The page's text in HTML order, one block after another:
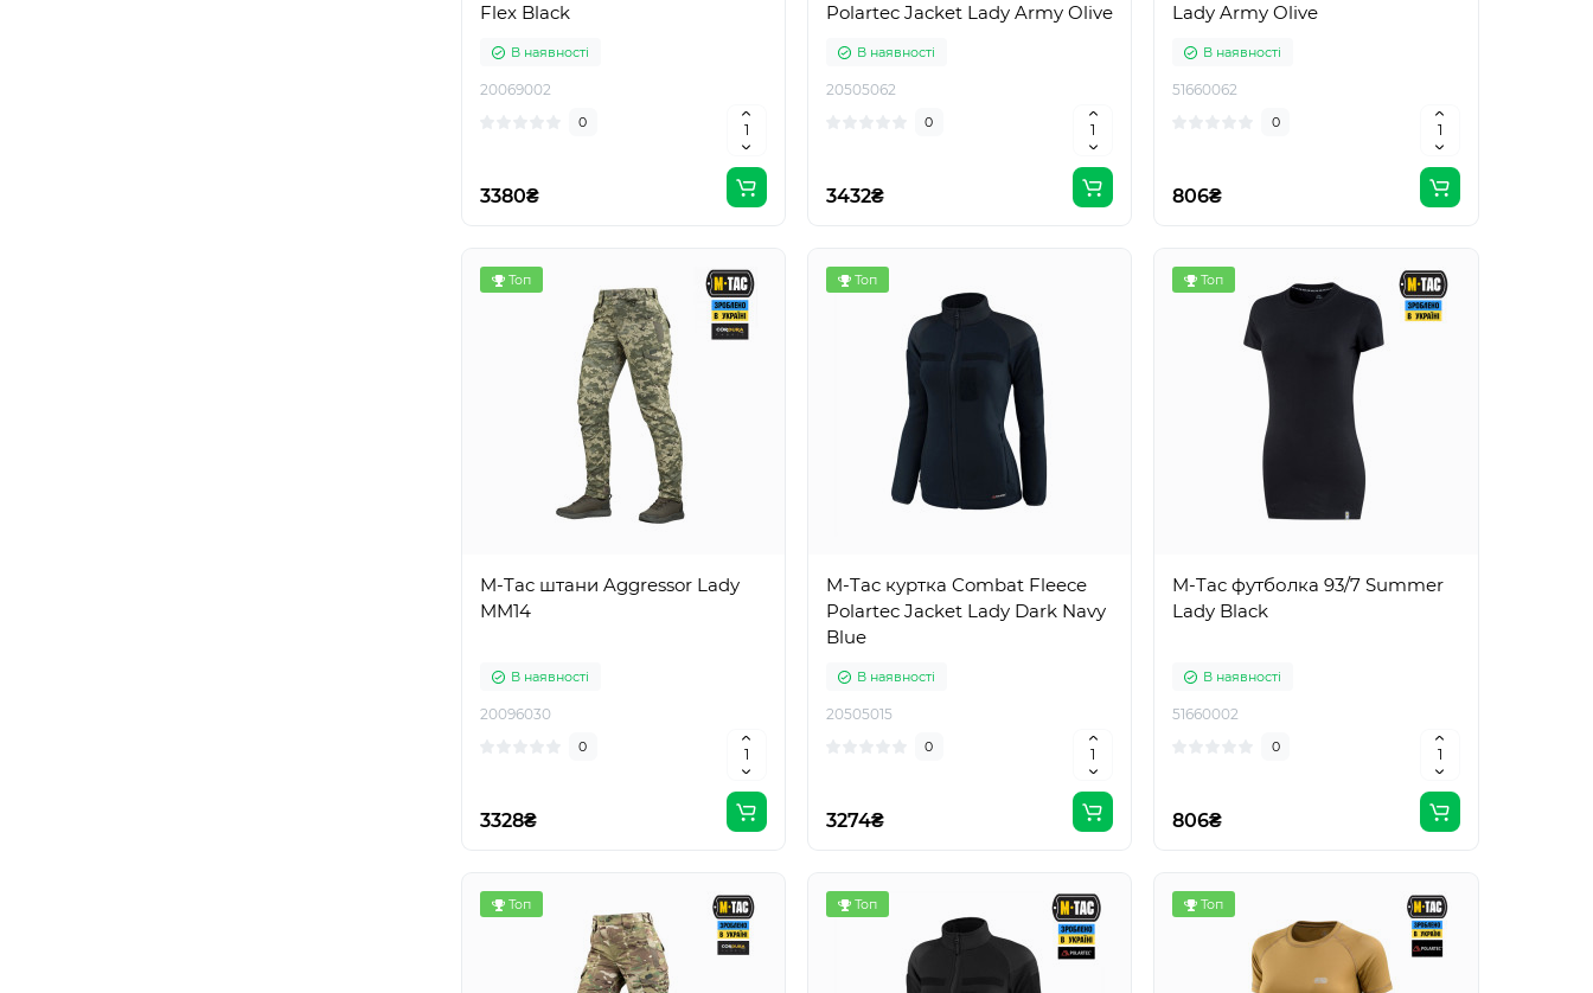
Flex Black
В наявності
20069002
0
3380₴
Polartec Jacket Lady Army Olive
В наявності
20505062
0
3432₴
Lady Army Olive
В наявності
51660062
0
806₴
Топ
M-Tac штани Aggressor Lady
MM14
В наявності
20096030
0
3328₴
Топ
M-Tac куртка Combat Fleece
Polartec Jacket Lady Dark Navy
Blue
В наявності
20505015
0
3274₴
Топ
M-Tac футболка 93/7 Summer
Lady Black
В наявності
51660002
0
806₴
Топ Топ Топ